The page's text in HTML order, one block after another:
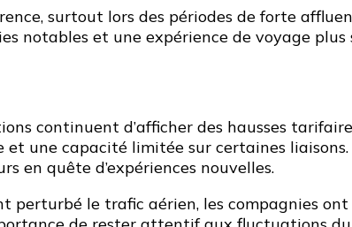
surtout lors des périodes de forte
notables et une expérience de voyage plus
continuent d’afficher des hausses
une capacité limitée sur certaines
en quête d’expériences nouvelles.
perturbé le trafic aérien, les compagnies